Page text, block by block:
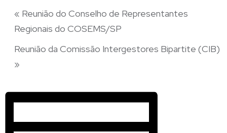
« Reunião do Conselho de Representantes
Regionais do COSEMS/SP
Reunião da Comissão Intergestores Bipartite (CIB)
»